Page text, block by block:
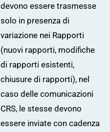
devono essere trasmesse
solo in presenza di
variazione nei Rapporti
(nuovi rapporti, modifiche
di rapporti esistenti,
chiusure di rapporti), nel
caso delle comunicazioni
CRS, le stesse devono
essere inviate con cadenza